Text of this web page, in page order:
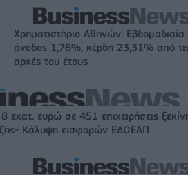
Χρηματιστήριο Αθηνών: Εβδομαδιαία
άνοδος 1,76%, κέρδη 23,31% από
αρχές του έτους
εκατ. ευρώ σε 451 επιχειρήσεις
Κάλυψη εισφορών ΕΔΟΕΑΠ